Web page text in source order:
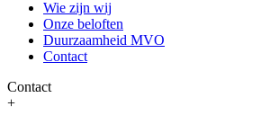
Wie zijn wij
Onze beloften
Duurzaamheid MVO
Contact
Contact
+